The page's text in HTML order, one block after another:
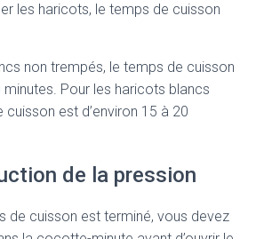
les haricots, le temps de cuisson
non trempés, le temps de cuisson
minutes. Pour les haricots blancs
est d’environ 15 à 20
de la pression
de cuisson est terminé, vous devez